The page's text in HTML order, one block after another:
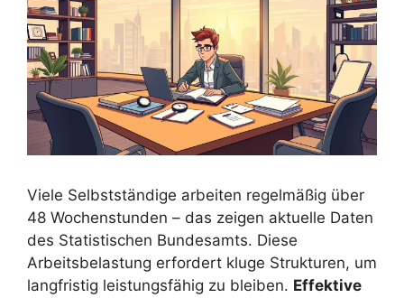
Viele Selbstständige arbeiten regelmäßig über
48 Wochenstunden – das zeigen aktuelle Daten
des Statistischen Bundesamts. Diese
Arbeitsbelastung erfordert kluge Strukturen, um
langfristig leistungsfähig zu bleiben. Effektive